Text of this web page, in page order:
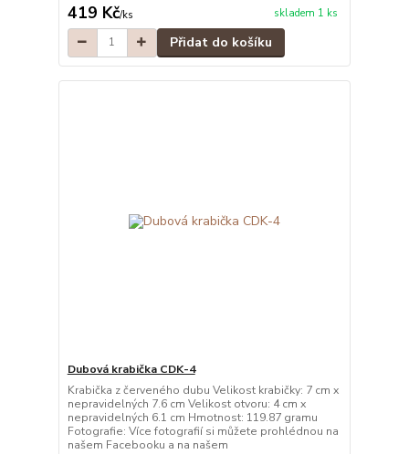
419 Kč/ks skladem 1 ks
Přidat do košíku
Dubová krabička CDK-4
Krabička z červeného dubu Velikost krabičky: 7 cm x
nepravidelných 7.6 cm Velikost otvoru: 4 cm x
nepravidelných 6.1 cm Hmotnost: 119.87 gramu
Fotografie: Více fotografií si můžete prohlédnou na
našem Facebooku a na našem